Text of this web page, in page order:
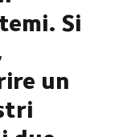
Si
un